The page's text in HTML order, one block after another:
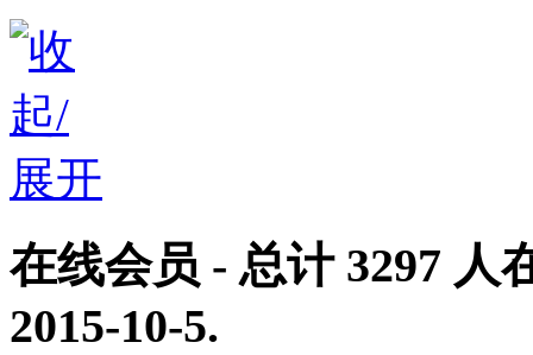
在线会员 - 总计 3297 人
2015-10-5.